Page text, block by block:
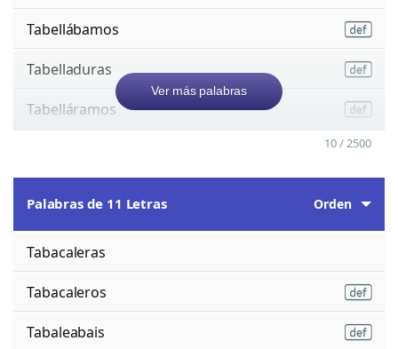
Tabellábamos
Tabelladuras
Tabelláramos
Ver más palabras
10 / 2500
Palabras de 11 Letras Orden
Tabacaleras
Tabacaleros
Tabaleabais